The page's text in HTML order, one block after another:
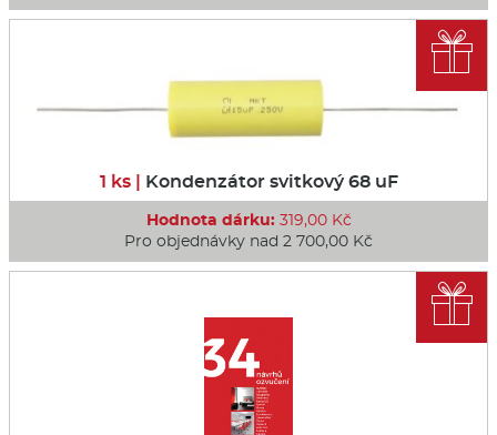
1 ks | Kondenzátor svitkový 68 uF
Hodnota dárku:319,00 Kč
Pro objednávky nad 2 700,00 Kč

